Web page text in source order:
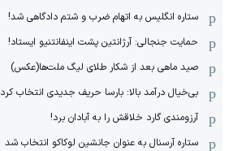
ستاره انگلیس به اتهام ضرب و شتم دادگاهی شد!
حمایت جنجالی: آرژانتین پشت اینفانتنیو ایستاد!
صید ماهی بعد از شکار طلای لیگ ملت‌ها(عکس)
بی‌خیال درآمد بالا: بارسا حریف جدیدی انتخاب کرد
آرزومندی گارد خلاقش را به آبادان برد!
ستاره آرسنال به عنوان جانشین لوکاکو انتخاب شد